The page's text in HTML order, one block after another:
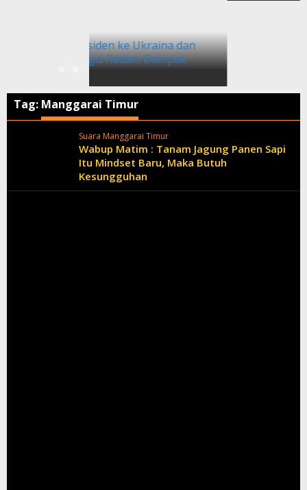
Pembangunan Gereja Protestan di
Labuan Bajo Belum Dapat Izin, Ini
Tag: Manggarai Timur
Suara Manggarai Timur
Wabup Matim : Tanam Jagung Panen Sapi
Itu Mindset Baru, Maka Butuh
Kesungguhan